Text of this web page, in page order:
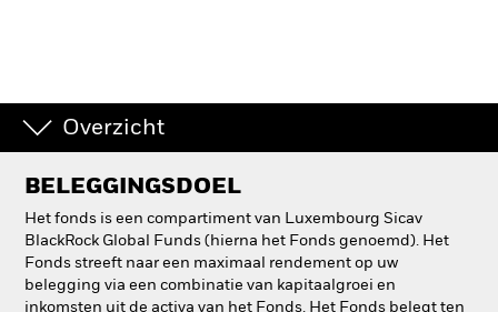
Overzicht
BELEGGINGSDOEL
Het fonds is een compartiment van Luxembourg Sicav
BlackRock Global Funds (hierna het Fonds genoemd). Het
Fonds streeft naar een maximaal rendement op uw
belegging via een combinatie van kapitaalgroei en
inkomsten uit de activa van het Fonds. Het Fonds belegt ten